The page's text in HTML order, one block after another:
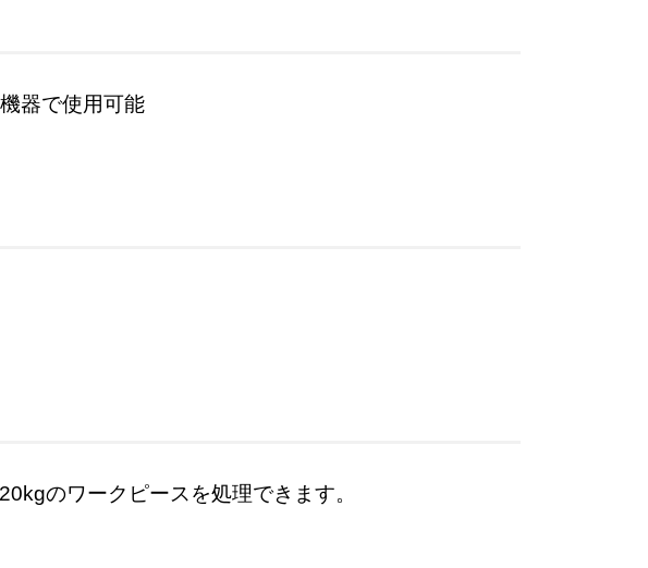
器で使用可能
のワークピースを処理できます。